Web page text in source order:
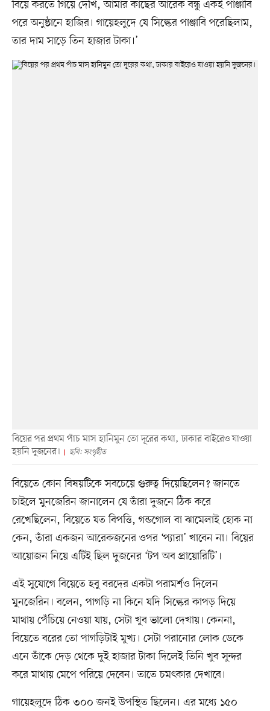
বিয়ে করতে গিয়ে দেখি, আমার কাছের আরেক বন্ধু একই পাঞ্জাবি
পরে অনুষ্ঠানে হাজির। গায়েহলুদে যে সিল্কের পাঞ্জাবি পরেছিলাম,
তার দাম সাড়ে তিন হাজার টাকা।’
বিয়ের পর প্রথম পাঁচ মাস হানিমুন তো দূরের কথা, ঢাকার বাইরেও যাওয়া
হয়নি দুজনের।
ছবি: সংগৃহীত
বিয়েতে কোন বিষয়টিকে সবচেয়ে গুরুত্ব দিয়েছিলেন? জানতে
চাইলে মুনজেরিন জানালেন যে তাঁরা দুজনে ঠিক করে
রেখেছিলেন, বিয়েতে যত বিপত্তি, গন্ডগোল বা ঝামেলাই হোক না
কেন, তাঁরা একজন আরেকজনের ওপর ‘প্যারা’ খাবেন না। বিয়ের
আয়োজন নিয়ে এটিই ছিল দুজনের ‘টপ অব প্রায়োরিটি’।
এই সুযোগে বিয়েতে হবু বরদের একটা পরামর্শও দিলেন
মুনজেরিন। বলেন, পাগড়ি না কিনে যদি সিল্কের কাপড় দিয়ে
মাথায় পেঁচিয়ে নেওয়া যায়, সেটা খুব ভালো দেখায়। কেননা,
বিয়েতে বরের তো পাগড়িটাই মুখ্য। সেটা পরানোর লোক ডেকে
এনে তাঁকে দেড় থেকে দুই হাজার টাকা দিলেই তিনি খুব সুন্দর
করে মাথায় মেপে পরিয়ে দেবেন। তাতে চমৎকার দেখাবে।
গায়েহলুদে ঠিক ৩০০ জনই উপস্থিত ছিলেন। এর মধ্যে ১৫০